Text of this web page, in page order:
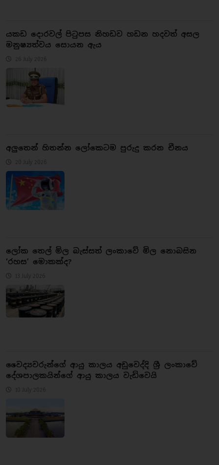
යකඩ දොරවල් පිටුපස නිහඩව හඩන හදවත් අසල
මනුෂ්‍යත්වය සොයන ඇය
26 July 2026
අලුතෙන් හිතන්න ලෝකෙටම පුරුදු කරන චීනය
20 July 2026
ලෝක තෙල් මිල බැස්සත් ලංකාවේ මිල නොබසින
‘රහස’ මොකක්ද?
13 July 2026
වෛද්‍යවරුන්ගේ ආයු කාලය අඩුවෙද්දි ශ්‍රී ලංකාවේ
දේශපාලකයින්ගේ ආයු කාලය වැඩිවෙයි
10 July 2026